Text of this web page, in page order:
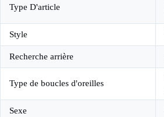
Type D'article
Style
Recherche arrière
Type de boucles d'oreilles
Sexe